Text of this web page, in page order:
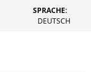
SPRACHE:
DEUTSCH